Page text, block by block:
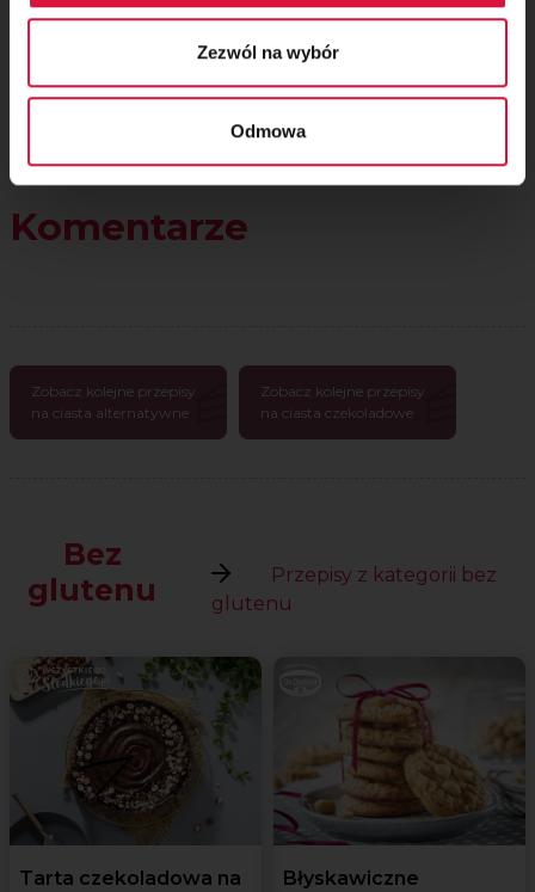
Zezwól na wybór
Odmowa
Komentarze
Zobacz kolejne przepisy
na ciasta alternatywne
Zobacz kolejne przepisy
na ciasta czekoladowe
Bez
glutenu
Przepisy z kategorii bez
glutenu
Tarta czekoladowa na
Błyskawiczne